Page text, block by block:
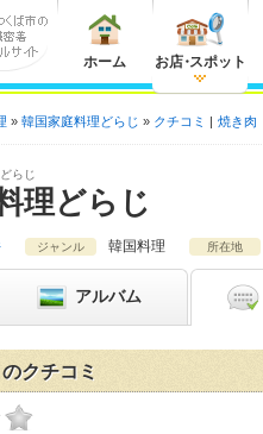
ホーム お店・スポット
韓国家庭料理どらじ クチコミ 焼き肉
らじ
理どらじ
ジャンル 韓国料理 所在地
アルバム
クチコミ